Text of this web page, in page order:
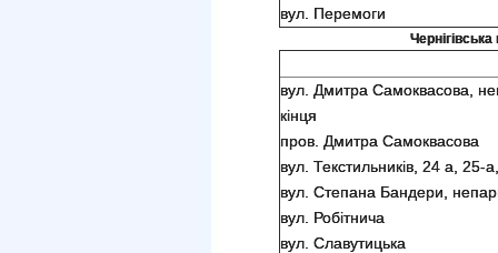
вул. Перемоги
вул. Дмитра Самоквасова,
кінця
пров. Дмитра Самоквасова
вул. Текстильників, 24 а, 25-
вул. Степана Бандери,
вул. Робітнича
вул. Славутицька